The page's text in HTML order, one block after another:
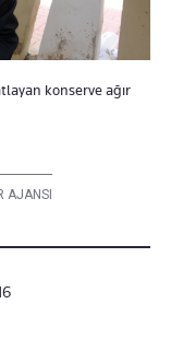
konserve ağır
AJANSI